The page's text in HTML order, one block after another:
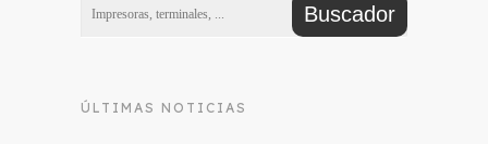
ÚLTIMAS NOTICIAS